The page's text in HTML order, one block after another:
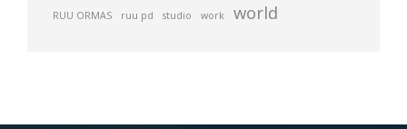
RUU ORMAS ruu pd studio work world